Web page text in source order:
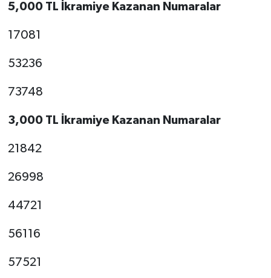
5,000 TL İkramiye Kazanan Numaralar
17081
53236
73748
3,000 TL İkramiye Kazanan Numaralar
21842
26998
44721
56116
57521